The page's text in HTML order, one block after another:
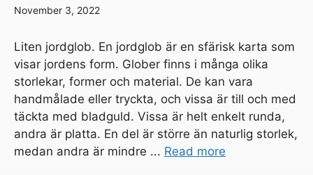
November 3, 2022
Liten jordglob. En jordglob är en sfärisk karta som
visar jordens form. Glober finns i många olika
storlekar, former och material. De kan vara
handmålade eller tryckta, och vissa är till och med
täckta med bladguld. Vissa är helt enkelt runda,
andra är platta. En del är större än naturlig storlek,
medan andra är mindre ... Read more